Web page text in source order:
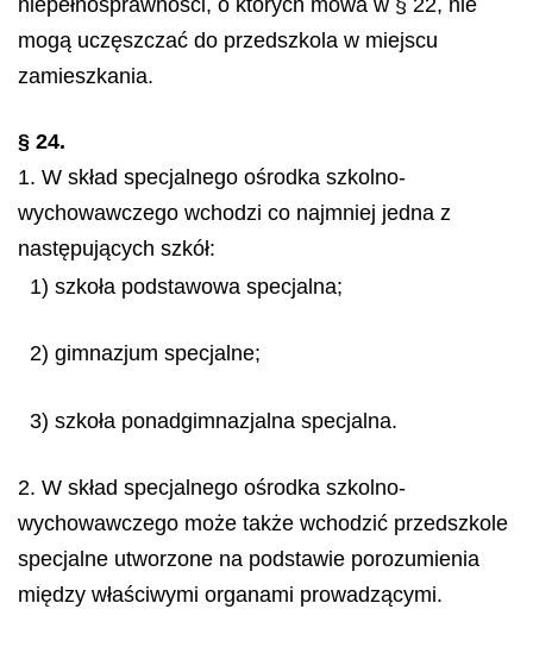
niepełnosprawności, o których mowa w § 22, nie
mogą uczęszczać do przedszkola w miejscu
zamieszkania.
§ 24.
1. W skład specjalnego ośrodka szkolno-
wychowawczego wchodzi co najmniej jedna z
następujących szkół:
1) szkoła podstawowa specjalna;
2) gimnazjum specjalne;
3) szkoła ponadgimnazjalna specjalna.
2. W skład specjalnego ośrodka szkolno-
wychowawczego może także wchodzić przedszkole
specjalne utworzone na podstawie porozumienia
między właściwymi organami prowadzącymi.